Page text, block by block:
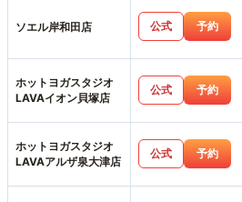
ソエル岸和田店 公式 予約
ホットヨガスタジオ
LAVAイオン貝塚店
公式 予約
ホットヨガスタジオ
LAVAアルザ泉大津店
公式 予約